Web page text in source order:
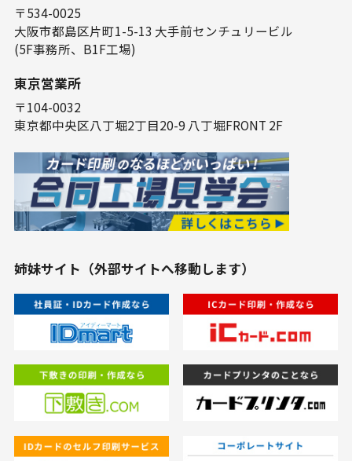
〒534-0025
⼤阪市都島区⽚町1-5-13 ⼤⼿前センチュリービル
(5F事務所、B1F⼯場)
東京営業所
〒104-0032
東京都中央区⼋丁堀2丁⽬20-9 ⼋丁堀FRONT 2F
姉妹サイト（外部サイトへ移動します）